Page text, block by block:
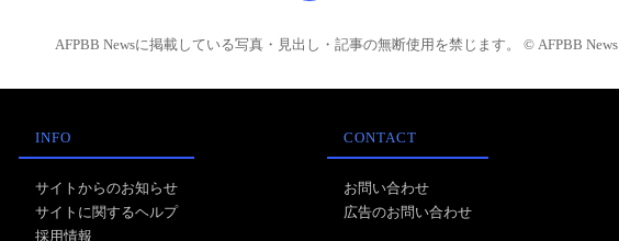
AFPBB Newsに掲載している写真・見出し・記事の無断使用を禁じます。 © AFPBB News
INFO
サイトからのお知らせ
サイトに関するヘルプ
採用情報
CONTACT
お問い合わせ
広告のお問い合わせ